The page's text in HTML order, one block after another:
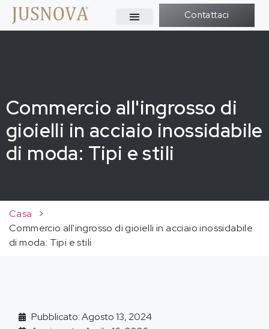
Contattaci
Commercio all'ingrosso di
gioielli in acciaio inossidabile
di moda: Tipi e stili
Casa
>
Commercio all'ingrosso di gioielli in acciaio inossidabile
di moda: Tipi e stili
Pubblicato: Agosto 13, 2024